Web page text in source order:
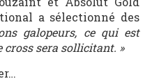
a sélectionné des
galopeurs, ce qui est
cross sera sollicitant. »